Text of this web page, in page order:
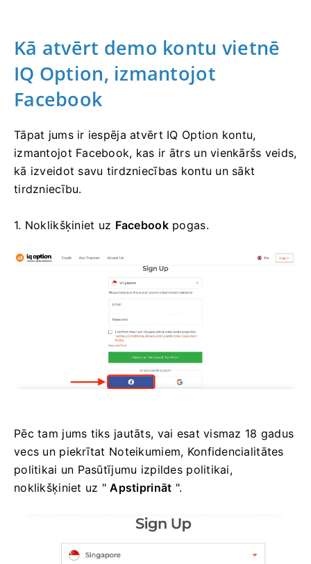
Kā atvērt demo kontu vietnē
IQ Option, izmantojot
Facebook
Tāpat jums ir iespēja atvērt IQ Option kontu,
izmantojot Facebook, kas ir ātrs un vienkāršs veids,
kā izveidot savu tirdzniecības kontu un sākt
tirdzniecību.
1. Noklikšķiniet uz Facebookpogas.
Pēc tam jums tiks jautāts, vai esat vismaz 18 gadus
vecs un piekrītat Noteikumiem, Konfidencialitātes
politikai un Pasūtījumu izpildes politikai,
noklikšķiniet uz "Apstiprināt ".